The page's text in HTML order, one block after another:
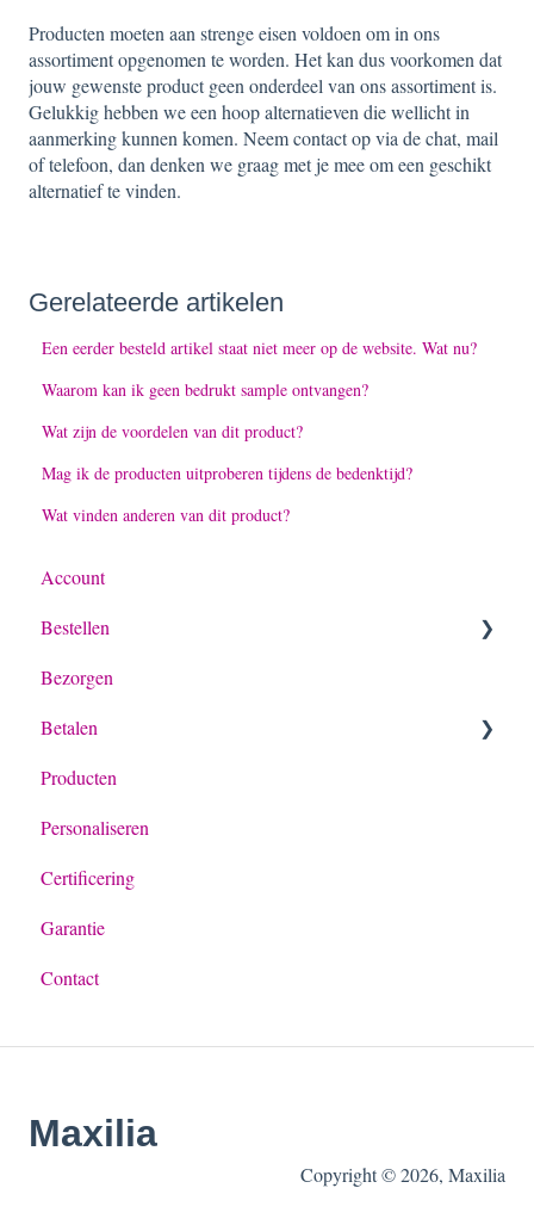
Producten moeten aan strenge eisen voldoen om in ons
assortiment opgenomen te worden. Het kan dus voorkomen dat
jouw gewenste product geen onderdeel van ons assortiment is.
Gelukkig hebben we een hoop alternatieven die wellicht in
aanmerking kunnen komen. Neem contact op via de chat, mail
of telefoon, dan denken we graag met je mee om een geschikt
alternatief te vinden.
Gerelateerde artikelen
Een eerder besteld artikel staat niet meer op de website. Wat nu?
Waarom kan ik geen bedrukt sample ontvangen?
Wat zijn de voordelen van dit product?
Mag ik de producten uitproberen tijdens de bedenktijd?
Wat vinden anderen van dit product?
Account
Bestellen
Algemeen
Bestelling
Offerte
Bezorgen
Betalen
Betaling algemeen
Achteraf betalen met Billie
Producten
Personaliseren
Certificering
Garantie
Contact
Maxilia
Copyright © 2026, Maxilia